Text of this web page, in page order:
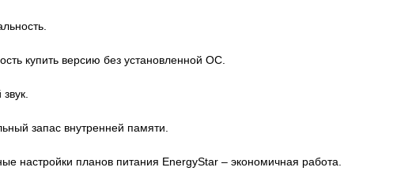
купить версию без установленной ОС.
запас внутренней памяти.
настройки планов питания EnergyStar – экономичная работа.